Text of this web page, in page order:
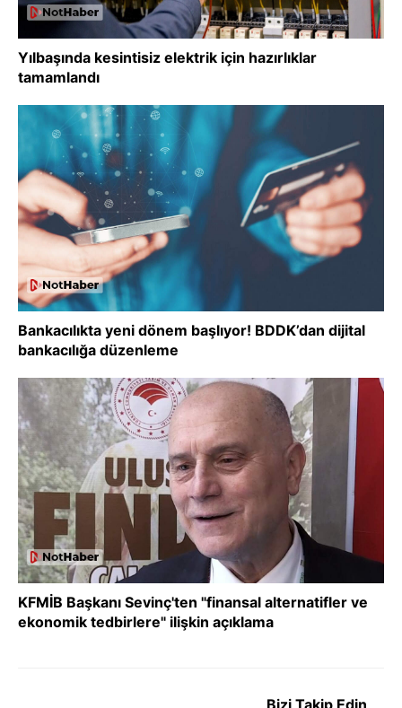
Yılbaşında kesintisiz elektrik için hazırlıklar
tamamlandı
Bankacılıkta yeni dönem başlıyor! BDDK’dan dijital
bankacılığa düzenleme
KFMİB Başkanı Sevinç'ten "finansal alternatifler ve
ekonomik tedbirlere" ilişkin açıklama
Bizi Takip Edin